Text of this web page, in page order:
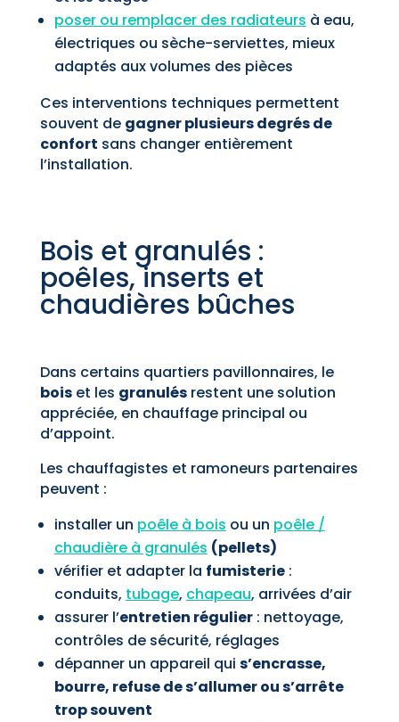
poser ou remplacer des radiateurs à eau,
électriques ou sèche-serviettes, mieux
adaptés aux volumes des pièces
Ces interventions techniques permettent
souvent de gagner plusieurs degrés de
confort sans changer entièrement
l’installation.
Bois et granulés :
poêles, inserts et
chaudières bûches
Dans certains quartiers pavillonnaires, le
boiset les granulésrestent une solution
appréciée, en chauffage principal ou
d’appoint.
Les chauffagistes et ramoneurs partenaires
peuvent :
installer un poêle à bois ou un poêle /
chaudière à granulés (pellets)
vérifier et adapter la fumisterie:
conduits, tubage, chapeau, arrivées d’air
assurer l’entretien régulier: nettoyage,
contrôles de sécurité, réglages
dépanner un appareil qui s’encrasse,
bourre, refuse de s’allumer ou s’arrête
trop souvent